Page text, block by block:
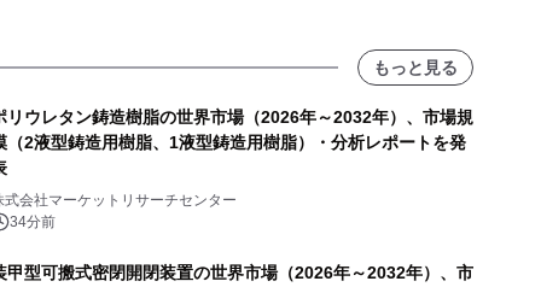
もっと見る
リウレタン鋳造樹脂の世界市場（2026年～2032年）、市場規
（2液型鋳造用樹脂、1液型鋳造用樹脂）・分析レポートを発
式会社マーケットリサーチセンター
34分前
甲型可搬式密閉開閉装置の世界市場（2026年～2032年）、市